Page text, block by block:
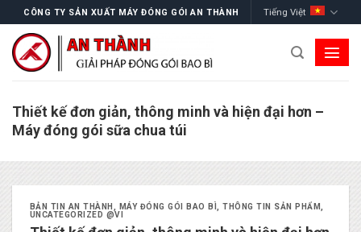
to
content
CÔNG TY SẢN XUẤT MÁY ĐÓNG GÓI AN THÀNH Tiếng Việt
Thiết kế đơn giản, thông minh và hiện đại hơn –
Máy đóng gói sữa chua túi
BẢN TIN AN THÀNH MÁY ĐÓNG GÓI BAO BÌ ,THÔNG TIN SẢN PHẨM
UNCATEGORIZED @VI